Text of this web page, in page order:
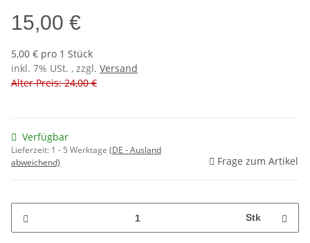
15,00 €
5,00 € pro 1 Stück
inkl. 7% USt. , zzgl. Versand
Alter Preis: 24,00 €
Verfügbar
Lieferzeit: 1 - 5 Werktage (DE - Ausland
abweichend)
Frage zum Artikel
Stk